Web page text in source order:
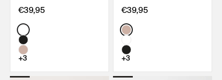
€39,95
Color:
+3
€39,95
Color:
+3